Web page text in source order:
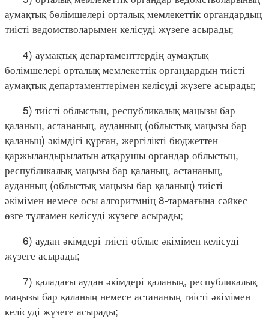
аумақтық бөлімшелері орталық мемлекеттік органдардың
тиісті ведомстволарымен келісуді жүзеге асырады;
4) аумақтық департаменттердің аумақтық
бөлімшелері орталық мемлекеттік органдардың тиісті
аумақтық департаменттерімен келісуді жүзеге асырады;
5) тиісті облыстың, республикалық маңызы бар
қаланың, астананың, ауданның (облыстық маңызы бар
қаланың) әкімдігі құрған, жергілікті бюджеттен
қаржыландырылатын атқарушы органдар облыстың,
республикалық маңызы бар қаланың, астананың,
ауданның (облыстық маңызы бар қаланың) тиісті
әкімімен немесе осы алгоритмнің 8-тармағына сәйкес
өзге тұлғамен келісуді жүзеге асырады;
6) аудан әкімдері тиісті облыс әкімімен келісуді
жүзеге асырады;
7) қаладағы аудан әкімдері қаланың, республикалық
маңызы бар қаланың немесе астананың тиісті әкімімен
келісуді жүзеге асырады;